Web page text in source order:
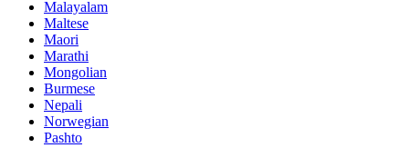
Malayalam
Maltese
Maori
Marathi
Mongolian
Burmese
Nepali
Norwegian
Pashto